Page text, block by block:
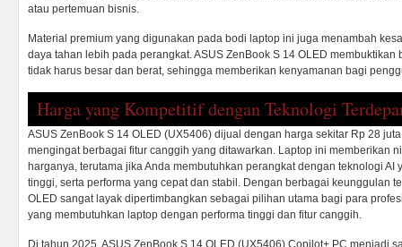
atau pertemuan bisnis.
Material premium yang digunakan pada bodi laptop ini juga menambah
daya tahan lebih pada perangkat. ASUS ZenBook S 14 OLED
tidak harus besar dan berat, sehingga memberikan kenyamanan bagi
Harga yang Kompetitif dengan Teknologi
ASUS ZenBook S 14 OLED (UX5406) dijual dengan harga sekitar Rp 28
mengingat berbagai fitur canggih yang ditawarkan. Laptop ini memberikan
harganya, terutama jika Anda membutuhkan perangkat dengan teknologi AI
tinggi, serta performa yang cepat dan stabil. Dengan berbagai keunggulan
OLED sangat layak dipertimbangkan sebagai pilihan utama bagi para
yang membutuhkan laptop dengan performa tinggi dan fitur canggih.
Di tahun 2025, ASUS ZenBook S 14 OLED (UX5406) Copilot+ PC menjadi